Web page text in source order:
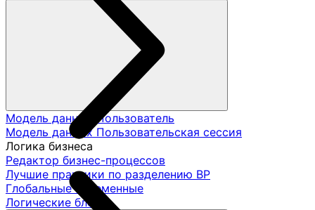
Модель данных Пользователь
Модель данных Пользовательская сессия
Логика бизнеса
Редактор бизнес-процессов
Лучшие практики по разделению ВР
Глобальные переменные
Логические блоки